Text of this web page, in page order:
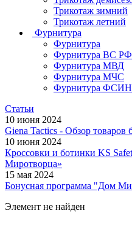
Трикотаж зимний
Трикотаж летний
Фурнитура
Фурнитура
Фурнитура ВС РФ
Фурнитура МВД
Фурнитура МЧС
Фурнитура ФСИН
Статьи
10 июня 2024
Giena Tactics - Обзор товаров
10 июня 2024
Кроссовки и ботинки KS
Миротворца»
15 мая 2024
Бонусная программа "Дом
Элемент не найден